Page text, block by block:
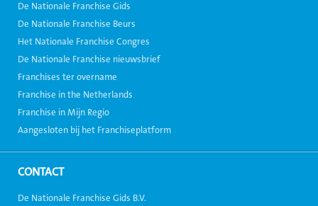
De Nationale Franchise Gids
De Nationale Franchise Beurs
Het Nationale Franchise Congres
De Nationale Franchise nieuwsbrief
Franchises ter overname
Franchise in the Netherlands
Franchise in Mijn Regio
Aangesloten bij het Franchiseplatform
CONTACT
De Nationale Franchise Gids B.V.